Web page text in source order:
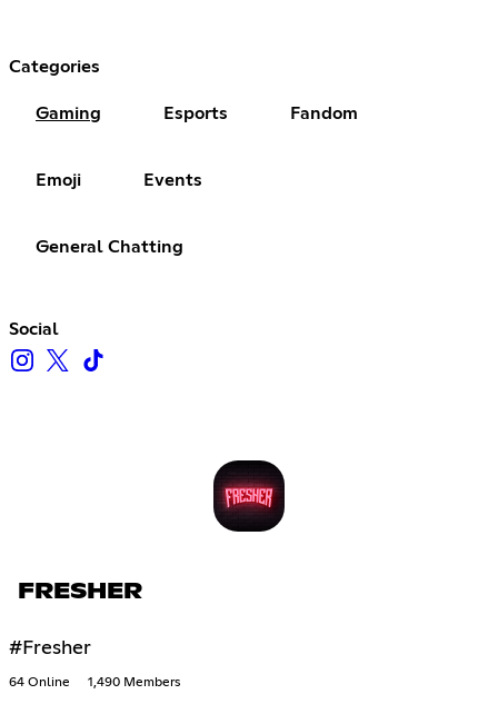
Categories
Gaming Esports Fandom
Emoji Events
General Chatting
Social
FRESHER
#Fresher
64 Online 1,490 Members